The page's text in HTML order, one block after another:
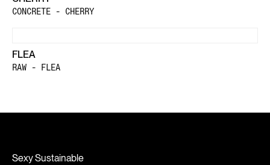
CONCRETE - CHERRY
FLEA
RAW - FLEA
Sexy Sustainable